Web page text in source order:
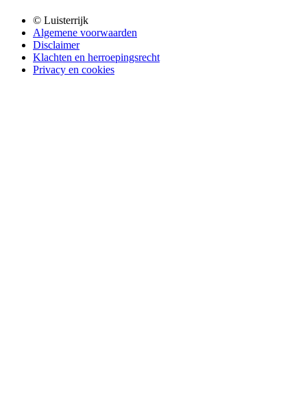
© Luisterrijk
Algemene voorwaarden
Disclaimer
Klachten en herroepingsrecht
Privacy en cookies